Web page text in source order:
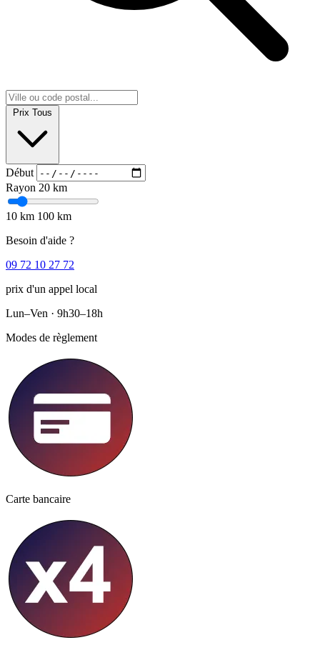
Prix Tous
Début
Rayon 20 km
10 km 100 km
Besoin d'aide ?
09 72 10 27 72
prix d'un appel local
Lun–Ven · 9h30–18h
Modes de règlement
Carte bancaire